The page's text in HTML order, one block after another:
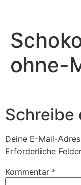
ohne-
Schreibe
Deine E-Mail-
Erforderliche
Kommentar *